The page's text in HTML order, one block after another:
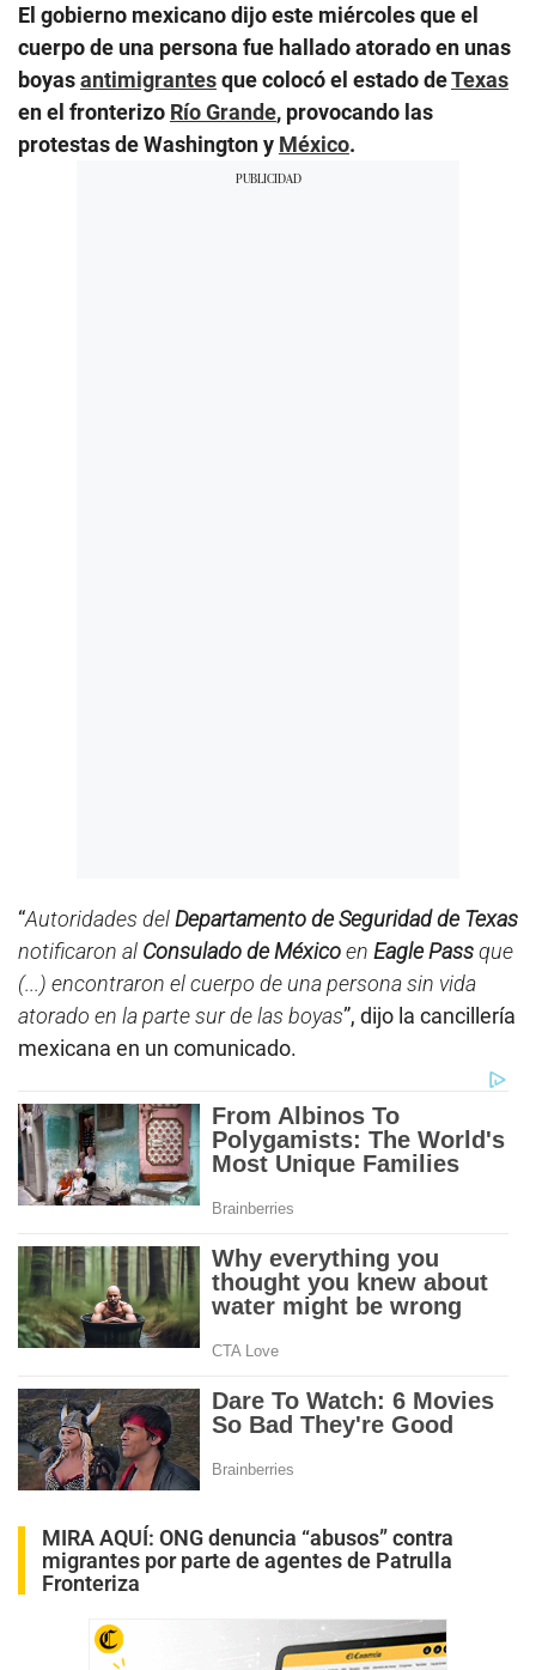
El gobierno mexicano dijo este miércoles que el
cuerpo de una persona fue hallado atorado en unas
boyasantimigrantesque colocó el estado deTexas
en el fronterizo Río Grande, provocando las
protestas de Washington y México.
“Autoridades delDepartamento de Seguridad de Texas
notificaron al Consulado de Méxicoen Eagle Passque
(...) encontraron el cuerpo de una persona sin vida
atorado en la parte sur de las boyas”, dijo la cancillería
mexicana en un comunicado.
MIRA AQUÍ: ONG denuncia “abusos” contra
migrantes por parte de agentes de Patrulla
Fronteriza